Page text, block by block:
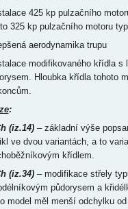
425 kp pulzačního
325 kp pulzačního motoru
aerodynamika trupu
modifikovaného křídla
Hloubka křídla tohoto
:
(iz.14) – základní výše
ve dvou variantách, a to
křídlem.
(iz.34) – modifikace střely
půdorysem a
model měl menší odchylku